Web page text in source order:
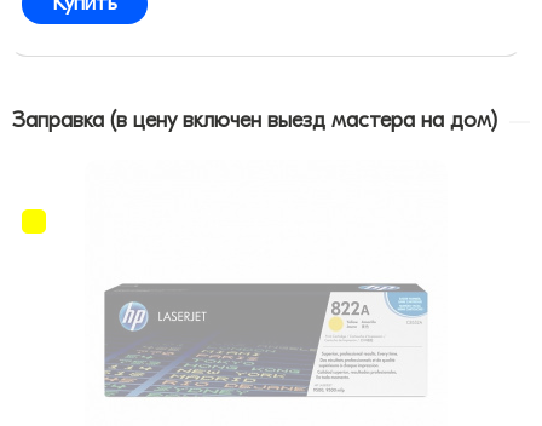
Заправка (в цену включен выезд мастера на дом)